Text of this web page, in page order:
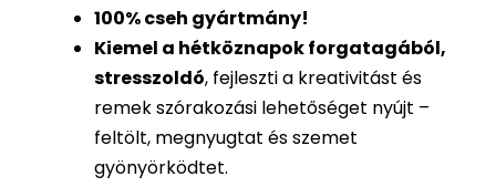
100%cseh gyártmány!
Kiemel a hétköznapok forgatagából,
stresszoldó, fejleszti a kreativitást és
remek szórakozási lehetőséget nyújt –
feltölt, megnyugtat és szemet
gyönyörködtet.